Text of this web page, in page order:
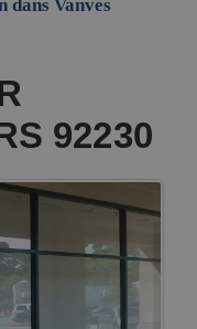
Vanves
92230